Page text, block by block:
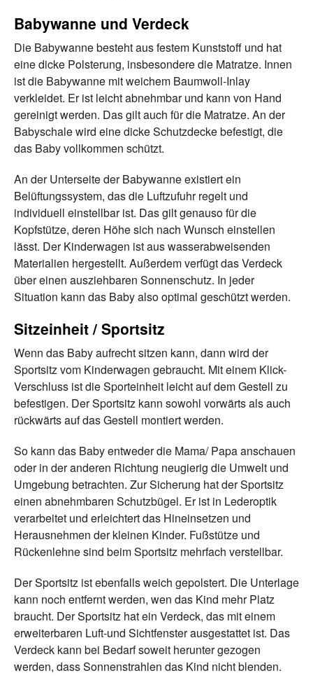
Babywanne und Verdeck
Die Babywanne besteht aus festem Kunststoff und hat
eine dicke Polsterung, insbesondere die Matratze. Innen
ist die Babywanne mit weichem Baumwoll-Inlay
verkleidet. Er ist leicht abnehmbar und kann von Hand
gereinigt werden. Das gilt auch für die Matratze. An der
Babyschale wird eine dicke Schutzdecke befestigt, die
das Baby vollkommen schützt.
An der Unterseite der Babywanne existiert ein
Belüftungssystem, das die Luftzufuhr regelt und
individuell einstellbar ist. Das gilt genauso für die
Kopfstütze, deren Höhe sich nach Wunsch einstellen
lässt. Der Kinderwagen ist aus wasserabweisenden
Materialien hergestellt. Außerdem verfügt das Verdeck
über einen ausziehbaren Sonnenschutz. In jeder
Situation kann das Baby also optimal geschützt werden.
Sitzeinheit / Sportsitz
Wenn das Baby aufrecht sitzen kann, dann wird der
Sportsitz vom Kinderwagen gebraucht. Mit einem Klick-
Verschluss ist die Sporteinheit leicht auf dem Gestell zu
befestigen. Der Sportsitz kann sowohl vorwärts als auch
rückwärts auf das Gestell montiert werden.
So kann das Baby entweder die Mama/ Papa anschauen
oder in der anderen Richtung neugierig die Umwelt und
Umgebung betrachten. Zur Sicherung hat der Sportsitz
einen abnehmbaren Schutzbügel. Er ist in Lederoptik
verarbeitet und erleichtert das Hineinsetzen und
Herausnehmen der kleinen Kinder. Fußstütze und
Rückenlehne sind beim Sportsitz mehrfach verstellbar.
Der Sportsitz ist ebenfalls weich gepolstert. Die Unterlage
kann noch entfernt werden, wen das Kind mehr Platz
braucht. Der Sportsitz hat ein Verdeck, das mit einem
erweiterbaren Luft-und Sichtfenster ausgestattet ist. Das
Verdeck kann bei Bedarf soweit herunter gezogen
werden, dass Sonnenstrahlen das Kind nicht blenden.